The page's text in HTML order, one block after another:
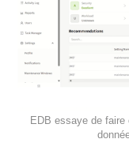
EDB essaye de